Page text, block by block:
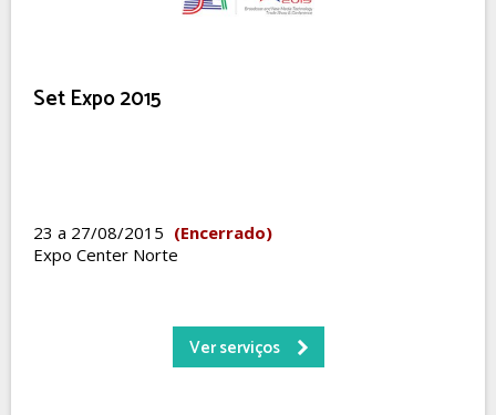
Set Expo 2015
23 a 27/08/2015 (Encerrado)
Expo Center Norte
Ver serviços